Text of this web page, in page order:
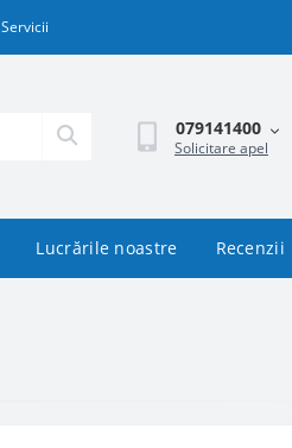
Servicii
079141400
Solicitare apel
Lucrările noastre Recenzii